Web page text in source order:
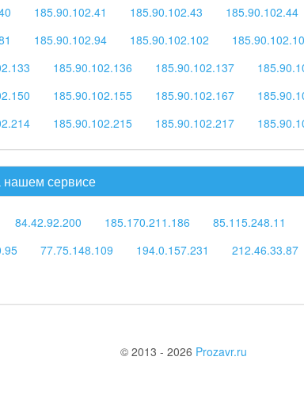
185.90.102.41 185.90.102.43 185.90.102.44
185.90.102.94 185.90.102.102
185.90.102.136 185.90.102.137
185.90.102.155 185.90.102.167
185.90.102.215 185.90.102.217
нашем сервисе
84.42.92.200 185.170.211.186 85.115.248.11
77.75.148.109 194.0.157.231 212.46.33.87
© 2013 - 2026 Prozavr.ru